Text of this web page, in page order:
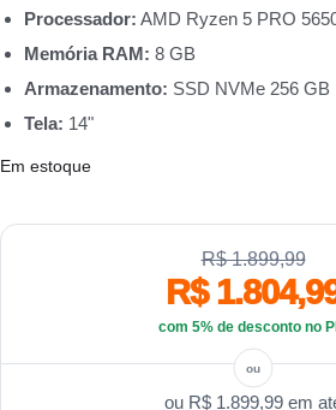
Processador: AMD Ryzen 5 PRO
Memória RAM: 8 GB
Armazenamento: SSD NVMe 256 GB
Tela: 14"
Em estoque
R$ 1.899,99
R$
com 5% de desconto no
ou R$ 1.899,99 em